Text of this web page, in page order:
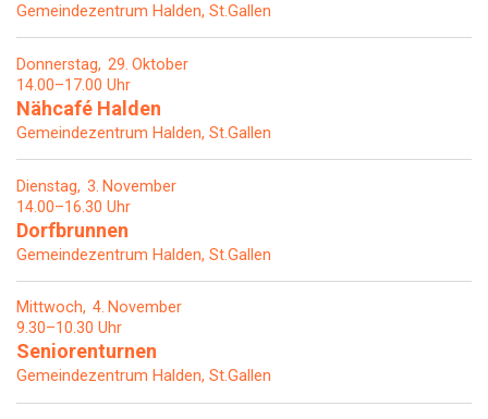
Gemeindezentrum Halden, St.Gallen
Donnerstag 29 Oktober
14.00–17.00 Uhr
Nähcafé Halden
Gemeindezentrum Halden, St.Gallen
Dienstag 3 November
14.00–16.30 Uhr
Dorfbrunnen
Gemeindezentrum Halden, St.Gallen
Mittwoch 4 November
9.30–10.30 Uhr
Seniorenturnen
Gemeindezentrum Halden, St.Gallen